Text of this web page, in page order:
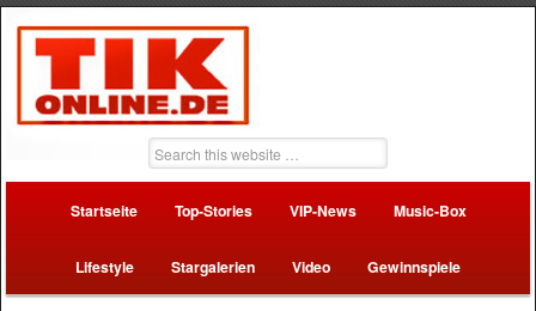
Startseite Top-Stories VIP-News Music-Box
Lifestyle Stargalerien Video Gewinnspiele